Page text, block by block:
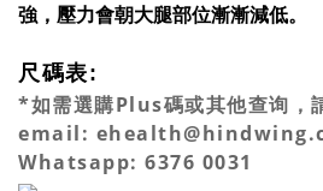
強，壓力會朝大腿部位漸漸減低。
尺碼表:
*如需選購Plus碼或其他查询，
email:
Whatsapp: 6376 0031